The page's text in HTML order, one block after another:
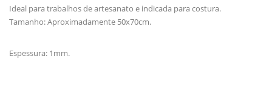
Ideal para trabalhos de artesanato e indicada para costura.
Tamanho: Aproximadamente 50x70cm.
Espessura: 1mm.